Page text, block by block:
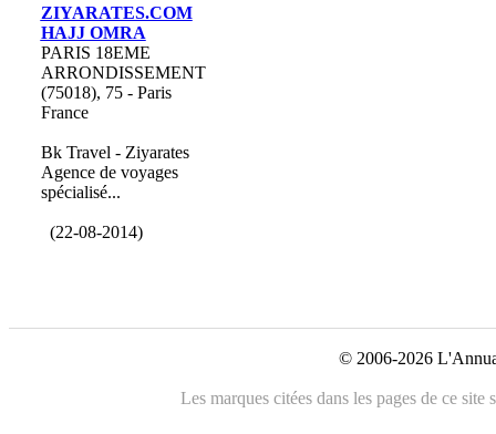
ZIYARATES.COM
HAJJ OMRA
PARIS 18EME
ARRONDISSEMENT
(75018), 75 - Paris
France
Bk Travel - Ziyarates
Agence de voyages
spécialisé...
(22-08-2014)
© 2006-2026
Les marques citées dans les pages de ce